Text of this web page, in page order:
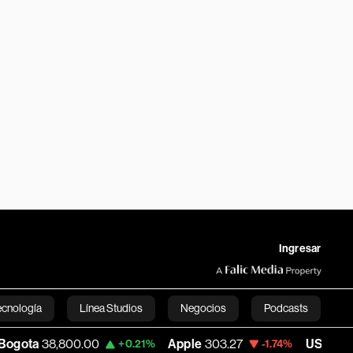
Ingresar
Línea Studios Negocios Podcasts
English+0.21% Apple 303.27 -1.74% USD COP 3,232.96